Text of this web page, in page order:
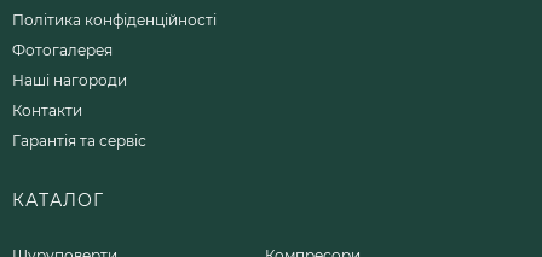
Політика конфіденційності
Фотогалерея
Наші нагороди
Контакти
Гарантія та сервіс
КАТАЛОГ